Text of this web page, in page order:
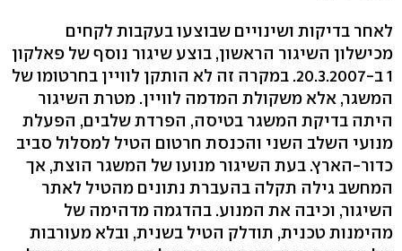
לאחר בדיקות ושינויים שבוצעו בעקבות לקחים
מכישלון השיגור הראשון, בוצע שיגור נוסף של פאלקון
1 ב-20.3.2007. במקרה זה לא הותקן לוויין בחרטומו של
המשגר, אלא משקולת המדמה לוויין. מטרת השיגור
היתה בדיקת המשגר בטיסה, הפרדת שלבים, הפעלת
מנועי השלב השני והכנסת חרטום הטיל למסלול סביב
כדור-הארץ. בעת השיגור מנועו של המשגר הוצת, אך
המחשב גילה תקלה בהעברת נתונים מהטיל לאתר
השיגור, וכיבה את המנוע. בהדגמה מדהימה של
מהימנות טכנית, תודלק הטיל בשנית, ובלא מעורבות